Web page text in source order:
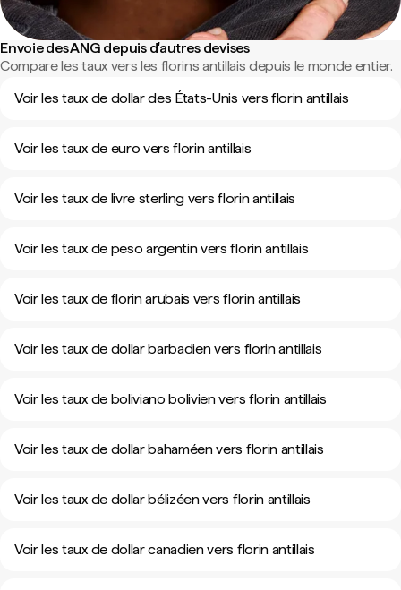
Envoie des ANG depuis d'autres devises
Compare les taux vers les florins antillais depuis le monde entier.
Voir les taux de dollar des États-Unis vers florin antillais
Voir les taux de euro vers florin antillais
Voir les taux de livre sterling vers florin antillais
Voir les taux de peso argentin vers florin antillais
Voir les taux de florin arubais vers florin antillais
Voir les taux de dollar barbadien vers florin antillais
Voir les taux de boliviano bolivien vers florin antillais
Voir les taux de dollar bahaméen vers florin antillais
Voir les taux de dollar bélizéen vers florin antillais
Voir les taux de dollar canadien vers florin antillais